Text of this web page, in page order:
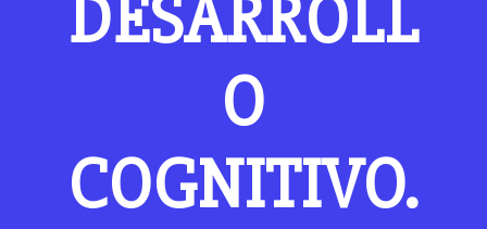
DESARROLL
O
COGNITIVO.